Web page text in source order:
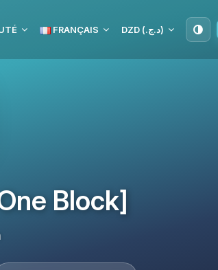
FRANÇAIS DZD (د.ج.‏)
Block]